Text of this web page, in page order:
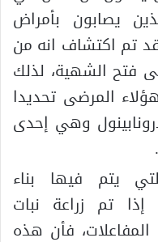
يصابون بأمراض
تم اكتشاف انه من
فتح الشهية، لذلك
المرضى تحديدا
وهي إحدى
يتم فيها بناء
إذا تم زراعة نبات
فأن هذه